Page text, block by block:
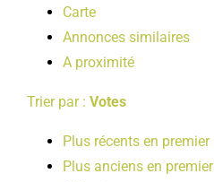
Carte
Annonces similaires
A proximité
Trier par : Votes
Plus récents en premier
Plus anciens en premier